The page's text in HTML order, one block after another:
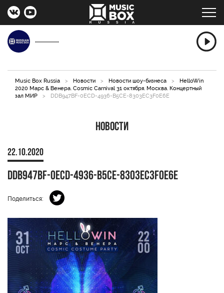
------------
Music Box Russia > Новости > Новости шоу-бизнеса >
HelloWin
2020 Марс & Венера. Cosmic Carnival 31 октября. Москва. Концертный
зал МИР
> DDB947BF-0ECD-4936-B5CE-8303EC3F0E6E
Новости
22.10.2020
DDB947BF-0ECD-4936-B5CE-8303EC3F0E6E
Поделиться: